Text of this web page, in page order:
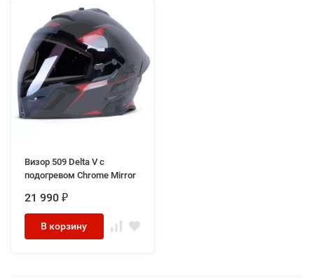
Визор 509 Delta V с
подогревом Chrome Mirror
21 990 ₽
В корзину